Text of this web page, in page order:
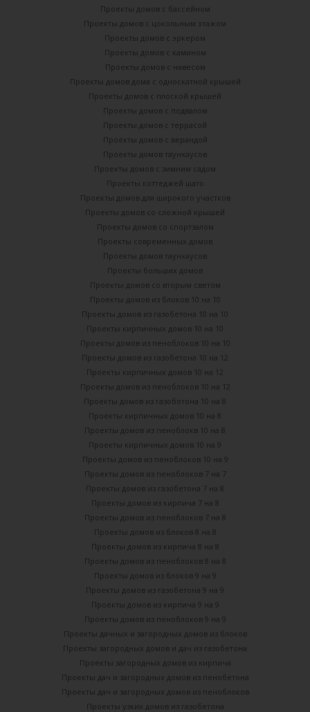
Проекты домов с бассейном
Проекты домов с цокольным этажом
Проекты домов с эркером
Проекты домов с камином
Проекты домов с навесом
Проекты домов дома с односкатной крышей
Проекты домов с плоской крышей
Проекты домов с подвалом
Проекты домов с террасой
Проекты домов с верандой
Проекты домов таунхаусов
Проекты домов с зимним садом
Проекты коттеджей шато
Проекты домов для широкого участков
Проекты домов со сложной крышей
Проекты домов со спортзалом
Проекты современных домов
Проекты домов таунхаусов
Проекты больших домов
Проекты домов со вторым светом
Проекты домов из блоков 10 на 10
Проекты домов из газобетона 10 на 10
Проекты кирпичных домов 10 на 10
Проекты домов из пеноблоков 10 на 10
Проекты домов из газобетона 10 на 12
Проекты кирпичных домов 10 на 12
Проекты домов из пеноблоков 10 на 12
Проекты домов из газоботона 10 на 8
Проекты кирпичных домов 10 на 8
Проекты домов из пеноблокв 10 на 8
Проекты кирпичных домов 10 на 9
Проекты домов из пеноблоков 10 на 9
Проекты домов из пеноблоков 7 на 7
Проекты домов из газобетона 7 на 8
Проекты домов из кирпича 7 на 8
Проекты домов из пеноблоков 7 на 8
Проекты домов из блоков 8 на 8
Проекты домов из кирпича 8 на 8
Проекты домов из пеноблоков 8 на 8
Проекты домов из блоков 9 на 9
Проекты домов из газобетона 9 на 9
Проекты домов из кирпича 9 на 9
Проекты домов из пеноблоков 9 на 9
Проекты дачных и загородных домов из блоков
Проекты загородных домов и дач из газобетона
Проекты загородных домов из кирпича
Проекты дач и загородных домов из пенобетона
Проекты дач и загородных домов из пеноблоков
Проекты узких домов из газобетона